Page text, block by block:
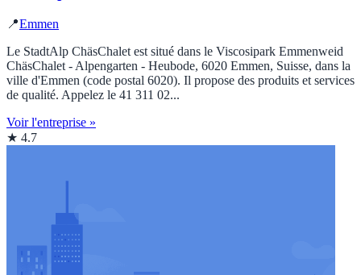
📍Emmen
Le StadtAlp ChäsChalet est situé dans le Viscosipark Emmenweid
ChäsChalet - Alpengarten - Heubode, 6020 Emmen, Suisse, dans la
ville d'Emmen (code postal 6020). Il propose des produits et services
de qualité. Appelez le 41 311 02...
Voir l'entreprise »
★ 4.7